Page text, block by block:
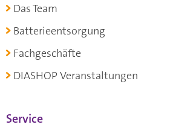
Das Team
Batterieentsorgung
Fachgeschäfte
DIASHOP Veranstaltungen
Service